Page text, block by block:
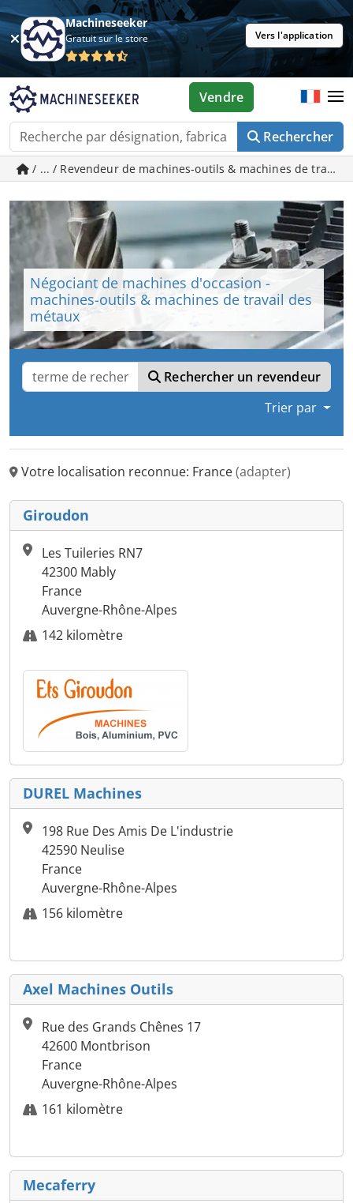
Machineseeker
Gratuit sur le store Vers l'application
Rechercher
Vendre
/ ... / Revendeur de machines-outils & machines de
Négociant de machines d'occasion -
machines-outils & machines de travail des
métaux
Rechercher un revendeur
Trier par
Votre localisation reconnue: France(adapter)
Giroudon
Les Tuileries RN7
42300 Mably
France
Auvergne-Rhône-Alpes
142 kilomètre
DUREL Machines
198 Rue Des Amis De L'industrie
42590 Neulise
France
Auvergne-Rhône-Alpes
156 kilomètre
Axel Machines Outils
Rue des Grands Chênes 17
42600 Montbrison
France
Auvergne-Rhône-Alpes
161 kilomètre
Mecaferry